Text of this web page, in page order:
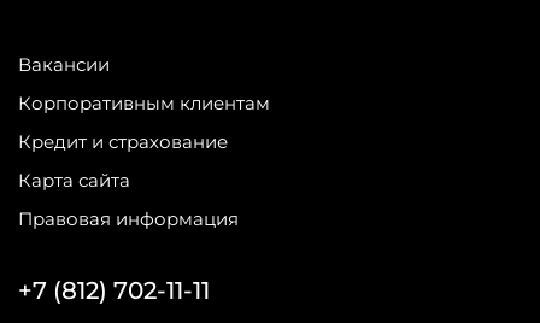
Вакансии
Корпоративным клиентам
Кредит и страхование
Карта сайта
Правовая информация
+7 (812) 702-11-11